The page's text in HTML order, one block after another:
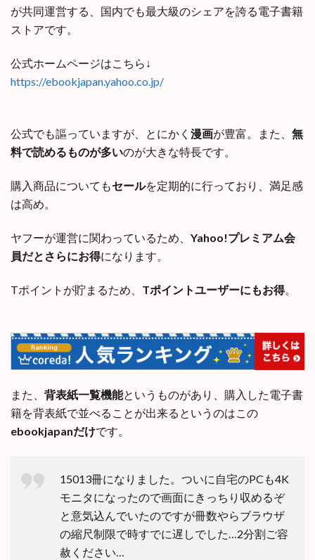
が共同運営する、国内でも最大級のシェアを誇る電子書籍
ストアです。
公式ホームページはこちら↓
https://ebookjapan.yahoo.co.jp/
公式でも謳っていますが、とにかく 漫画が豊富。また、 無
料で読めるものが多いのが大きな特長です。
購入商品についてもセールを定期的に行っており、満足感
は高め。
ヤフーが運営に関わっているため、 Yahoo!プレミアム会
員だとさらにお得になります。
Tポイントが貯まるため、 Tポイントユーザーにもお得。
また、 背表紙一覧機能というものがあり、購入した電子書
籍を背表紙で並べることが出来るというのはこの
ebookjapanだけです。
15013冊になりました。ついに自宅のPCも4K
モニタになったので画面にきっちり収めるぞ
と意気込んでいたのですが冊数やらブラウザ
の縮尺制限で時すでに遅しでした…2分割ご容
赦ください…